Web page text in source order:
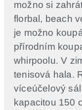
možno si
florbal, beach
je možno
přírodním
whirpoolu. V
tenisová hala.
víceúčelový
kapacitou 150